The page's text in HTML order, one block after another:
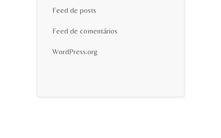
Feed de posts
Feed de comentários
WordPress.org